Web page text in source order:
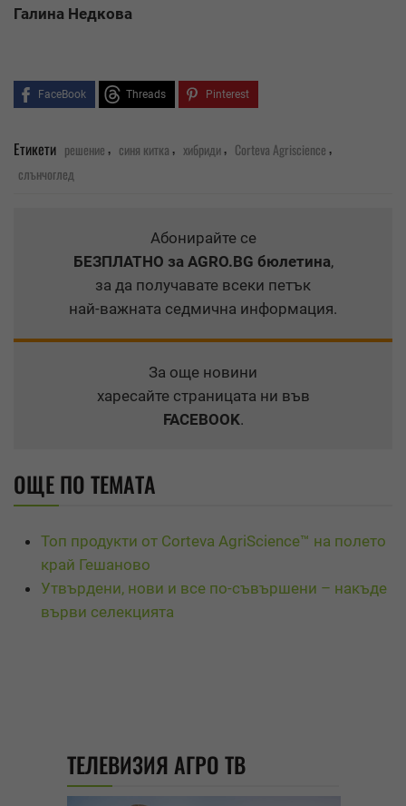
Галина Недкова
FaceBook Threads Pinterest
Етикети решение, синя китка, хибриди, Corteva Agriscience,
слънчоглед
Абонирайте се
БЕЗПЛАТНО за AGRO.BG бюлетина,
за да получавате всеки петък
най-важната седмична информация.
За още новини
харесайте страницата ни във
FACEBOOK.
ОЩЕ ПО ТЕМАТА
Топ продукти от Corteva AgriScience™ на полето
край Гешаново
Утвърдени, нови и все по-съвършени – накъде
върви селекцията
ТЕЛЕВИЗИЯ АГРО ТВ